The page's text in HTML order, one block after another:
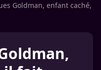
Goldman, enfant caché,